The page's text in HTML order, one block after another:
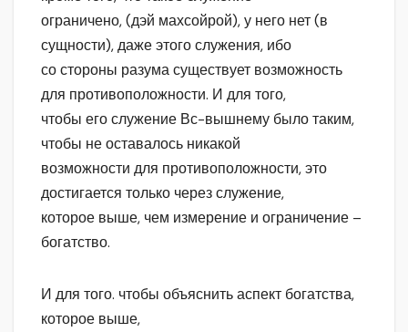
ограничено, (дэй махсойрой), у него нет (в
сущности), даже этого служения, ибо
со стороны разума существует возможность
для противоположности. И для того,
чтобы его служение Вс-вышнему было таким,
чтобы не оставалось никакой
возможности для противоположности, это
достигается только через служение,
которое выше, чем измерение и ограничение –
богатство.
И для того. чтобы объяснить аспект богатства,
которое выше,